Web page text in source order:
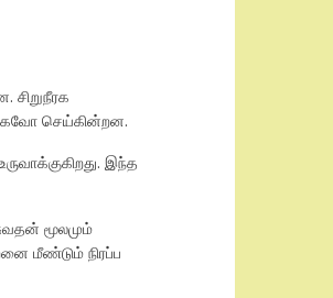
சிறுநீரக
செய்கின்றன.
இந்த
மூலமும்
மீண்டும் நிரப்ப